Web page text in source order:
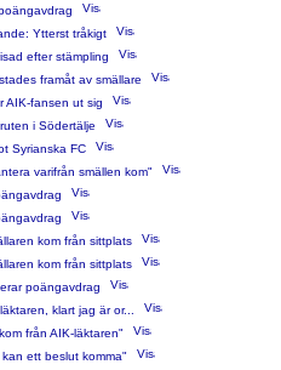
Ytterst tråkigt
efter stämpling
framåt av smällare
AIK-fansen ut sig
i Södertälje
Syrianska FC
varifrån smällen kom"
kom från sittplats
kom från sittplats
poängavdrag
klart jag är or...
från AIK-läktaren"
ett beslut komma"